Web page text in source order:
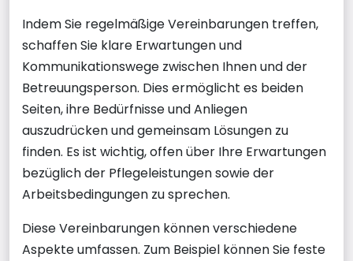
Indem Sie regelmäßige Vereinbarungen treffen,
schaffen Sie klare Erwartungen und
Kommunikationswege zwischen Ihnen und der
Betreuungsperson. Dies ermöglicht es beiden
Seiten, ihre Bedürfnisse und Anliegen
auszudrücken und gemeinsam Lösungen zu
finden. Es ist wichtig, offen über Ihre Erwartungen
bezüglich der Pflegeleistungen sowie der
Arbeitsbedingungen zu sprechen.
Diese Vereinbarungen können verschiedene
Aspekte umfassen. Zum Beispiel können Sie feste